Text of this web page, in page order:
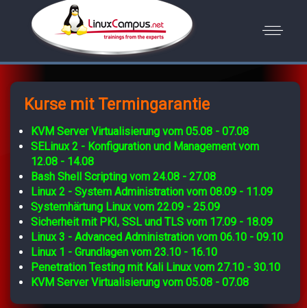
Kurse mit Termingarantie
KVM Server Virtualisierung vom 05.08 - 07.08
SELinux 2 - Konfiguration und Management vom
12.08 - 14.08
Bash Shell Scripting vom 24.08 - 27.08
Linux 2 - System Administration vom 08.09 - 11.09
Systemhärtung Linux vom 22.09 - 25.09
Sicherheit mit PKI, SSL und TLS vom 17.09 - 18.09
Linux 3 - Advanced Administration vom 06.10 - 09.10
Linux 1 - Grundlagen vom 23.10 - 16.10
Penetration Testing mit Kali Linux vom 27.10 - 30.10
KVM Server Virtualisierung vom 05.08 - 07.08